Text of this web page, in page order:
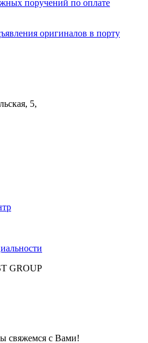
поручений по оплате
оригиналов в порту
5,
GROUP
свяжемся с Вами!